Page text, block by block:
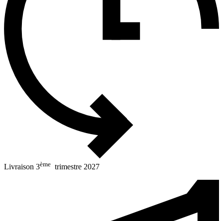
Livraison 3ème trimestre 2027